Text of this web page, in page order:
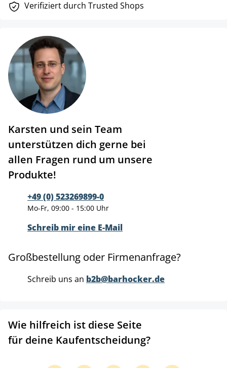
Verifiziert durch Trusted Shops
Karsten und sein Team
unterstützen dich gerne bei
allen Fragen rund um unsere
Produkte!
+49 (0) 523269899-0
Mo-Fr, 09:00 - 15:00 Uhr
Schreib mir eine E-Mail
Großbestellung oder Firmenanfrage?
Schreib uns an b2b@barhocker.de
Wie hilfreich ist diese Seite
für deine Kaufentscheidung?